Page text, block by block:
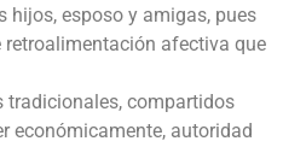
hijos, esposo y amigas, pues
afectiva que
tradicionales, compartidos
económicamente, autoridad